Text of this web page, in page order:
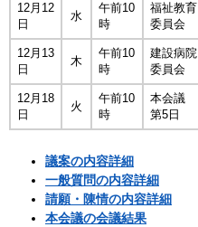
12月12
日
水
午前10
時
福祉教育
委員会
12月13
日
木
午前10
時
建設病院
委員会
12月18
日
火
午前10
時
本会議
第5日
議案の内容詳細
一般質問の内容詳細
請願・陳情の内容詳細
本会議の会議結果